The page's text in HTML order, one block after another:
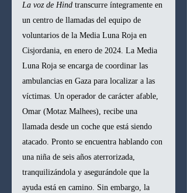
La voz de Hind transcurre íntegramente en
un centro de llamadas del equipo de
voluntarios de la Media Luna Roja en
Cisjordania, en enero de 2024. La Media
Luna Roja se encarga de coordinar las
ambulancias en Gaza para localizar a las
víctimas. Un operador de carácter afable,
Omar (Motaz Malhees), recibe una
llamada desde un coche que está siendo
atacado. Pronto se encuentra hablando con
una niña de seis años aterrorizada,
tranquilizándola y asegurándole que la
ayuda está en camino. Sin embargo, la